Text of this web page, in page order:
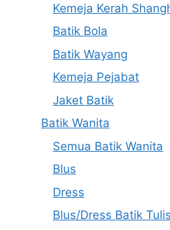
Kemeja Kerah
Batik Bola
Batik Wayang
Kemeja Pejabat
Jaket Batik
Batik Wanita
Semua Batik Wanita
Blus
Dress
Blus/Dress Batik Tulis